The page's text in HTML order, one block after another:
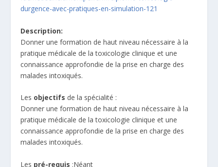
durgence-avec-pratiques-en-simulation-121
Description:
Donner une formation de haut niveau nécessaire à la
pratique médicale de la toxicologie clinique et une
connaissance approfondie de la prise en charge des
malades intoxiqués.
Les objectifs de la spécialité :
Donner une formation de haut niveau nécessaire à la
pratique médicale de la toxicologie clinique et une
connaissance approfondie de la prise en charge des
malades intoxiqués.
Les pré-requis :Néant